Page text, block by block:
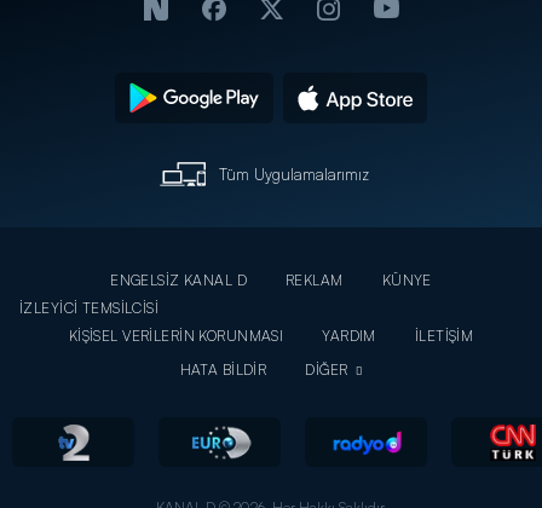
Tüm Uygulamalarımız
ENGELSİZ KANAL D REKLAM
KÜNYE
İZLEYİCİ TEMSİLCİSİ
KİŞİSEL VERİLERİN KORUNMASI
YARDIM
İLETİŞİM
HATA BİLDİR
DİĞER